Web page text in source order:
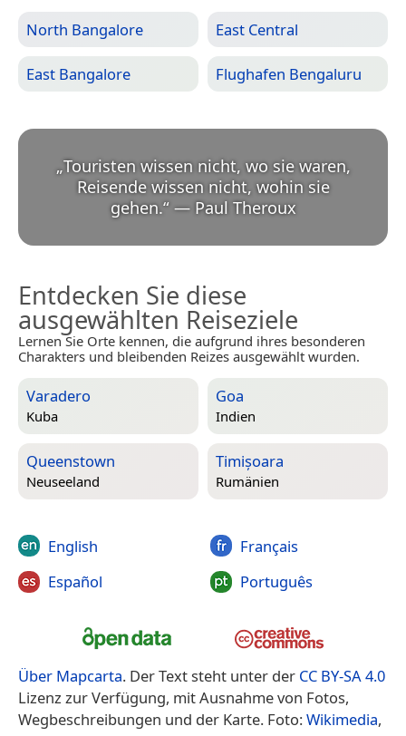
North Bangalore East Central
East Bangalore Flughafen Bengaluru
„Touristen wissen nicht, wo sie waren,
Reisende wissen nicht, wohin sie
gehen.“ — Paul Theroux
Entdecken Sie diese
ausgewählten Reiseziele
Lernen Sie Orte kennen, die aufgrund ihres besonderen
Charakters und bleibenden Reizes ausgewählt wurden.
Varadero
Kuba
Goa
Indien
Queenstown
Neuseeland
Timișoara
Rumänien
English
Español
Français
Português
Über Mapcarta. Der Text steht unter der CC BY-SA 4.0
Lizenz zur Verfügung, mit Ausnahme von Fotos,
Wegbeschreibungen und der Karte. Foto:Wikimedia,